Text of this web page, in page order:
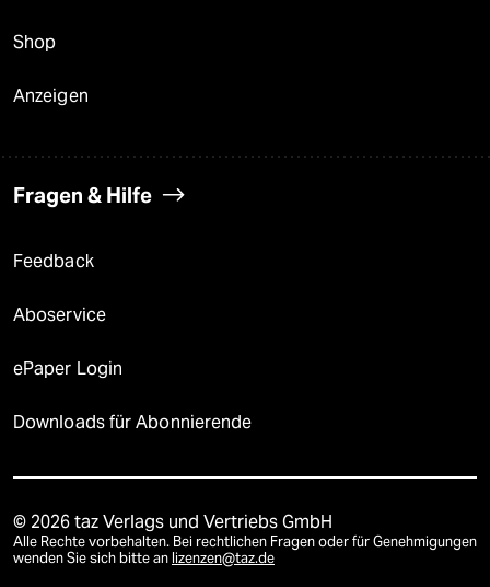
Shop
Anzeigen
Fragen & Hilfe
Feedback
Aboservice
ePaper Login
Downloads für Abonnierende
© 2026 taz Verlags und Vertriebs GmbH
Alle Rechte vorbehalten. Bei rechtlichen Fragen oder für Genehmigungen
wenden Sie sich bitte an lizenzen@taz.de